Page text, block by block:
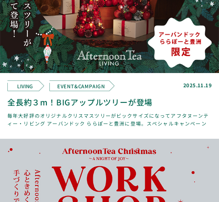
全長約３m！BIGアップルツリーが登場
毎年大好評のオリジナルクリスマスツリーがビックサイズになってアフタヌーンテ
ィー・リビング アーバンドック ららぽーと豊洲に登場。スペシャルキャンペーン
2025.11.19
LIVING EVENT&CAMPAIGN